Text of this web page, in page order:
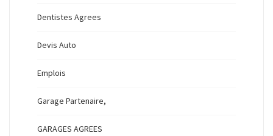
Dentistes Agrees
Devis Auto
Emplois
Garage Partenaire,
GARAGES AGREES